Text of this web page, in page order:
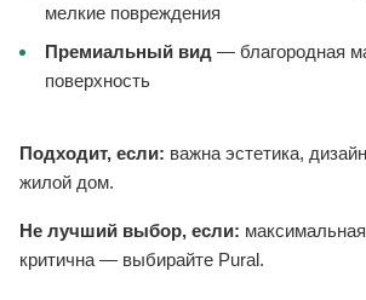
мелкие повреждения
Премиальный вид — благородная
поверхность
Подходит, если: важна эстетика,
жилой дом.
Не лучший выбор, если:
критична — выбирайте Pural.